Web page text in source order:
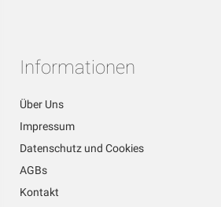
Informationen
Über Uns
Impressum
Datenschutz und Cookies
AGBs
Kontakt